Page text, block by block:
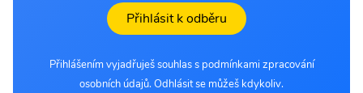
Přihlásit k odběru
Přihlášením vyjadřuješ souhlas s podmínkami zpracování
osobních údajů. Odhlásit se můžeš kdykoliv.